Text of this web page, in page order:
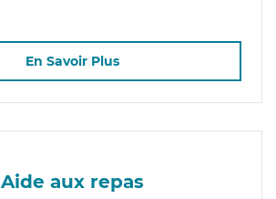
En Savoir Plus
Aide aux repas